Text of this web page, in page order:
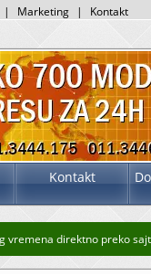
| Marketing | Kontakt
Kontakt
direktno preko sajta ili